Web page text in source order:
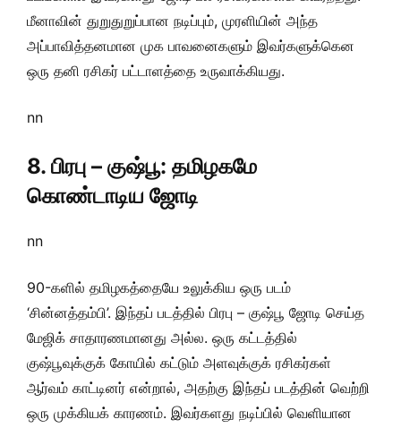
மீனாவின் துறுதுறுப்பான நடிப்பும், முரளியின் அந்த
அப்பாவித்தனமான முக பாவனைகளும் இவர்களுக்கென
ஒரு தனி ரசிகர் பட்டாளத்தை உருவாக்கியது.
nn
8. பிரபு – குஷ்பூ: தமிழகமே
கொண்டாடிய ஜோடி
nn
90-களில் தமிழகத்தையே உலுக்கிய ஒரு படம்
‘சின்னத்தம்பி’. இந்தப் படத்தில் பிரபு – குஷ்பூ ஜோடி செய்த
மேஜிக் சாதாரணமானது அல்ல. ஒரு கட்டத்தில்
குஷ்பூவுக்குக் கோயில் கட்டும் அளவுக்குக் ரசிகர்கள்
ஆர்வம் காட்டினர் என்றால், அதற்கு இந்தப் படத்தின் வெற்றி
ஒரு முக்கியக் காரணம். இவர்களது நடிப்பில் வெளியான